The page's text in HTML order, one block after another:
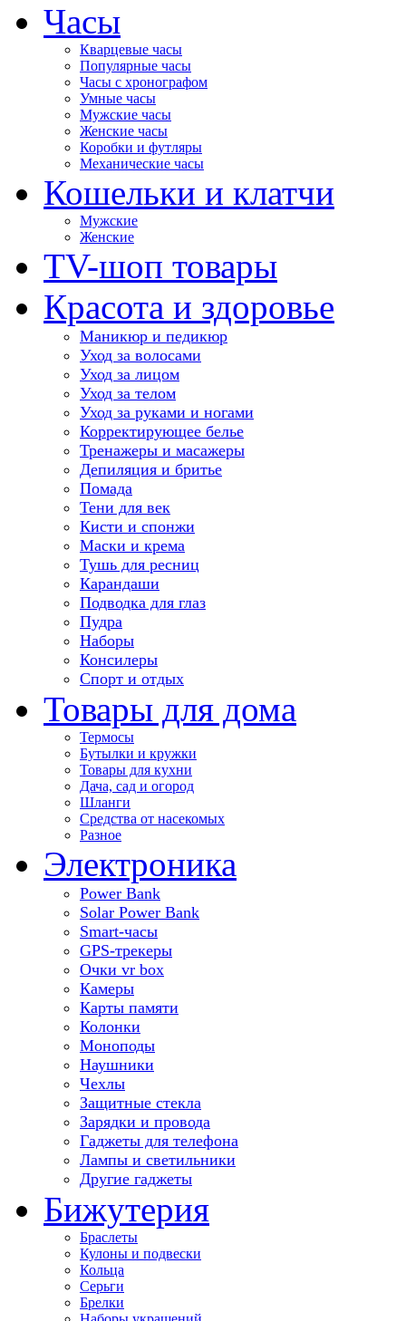
Часы
Кварцевые часы
Популярные часы
Часы с хронографом
Умные часы
Мужские часы
Женские часы
Коробки и футляры
Механические часы
Кошельки и клатчи
Мужские
Женские
TV-шоп товары
Красота и здоровье
Маникюр и педикюр
Уход за волосами
Уход за лицом
Уход за телом
Уход за руками и ногами
Корректирующее белье
Тренажеры и масажеры
Депиляция и бритье
Помада
Тени для век
Кисти и спонжи
Маски и крема
Тушь для ресниц
Карандаши
Подводка для глаз
Пудра
Наборы
Консилеры
Спорт и отдых
Товары для дома
Термосы
Бутылки и кружки
Товары для кухни
Дача, сад и огород
Шланги
Средства от насекомых
Разное
Электроника
Power Bank
Solar Power Bank
Smart-часы
GPS-трекеры
Очки vr box
Камеры
Карты памяти
Колонки
Моноподы
Наушники
Чехлы
Защитные стекла
Зарядки и провода
Гаджеты для телефона
Лампы и светильники
Другие гаджеты
Бижутерия
Браслеты
Кулоны и подвески
Кольца
Серьги
Брелки